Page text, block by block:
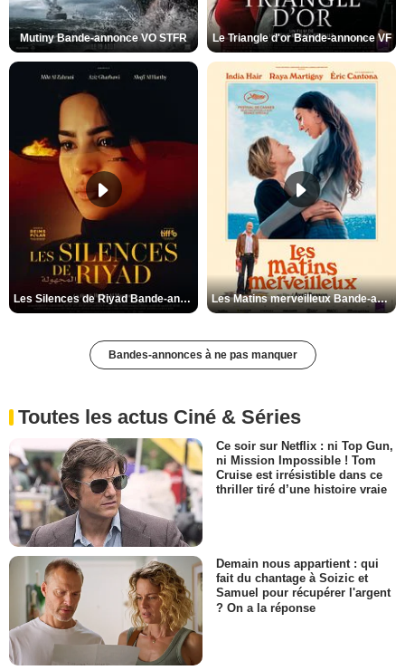
Mutiny Bande-annonce VO STFR Le Triangle d'or Bande-annonce VF
Les Silences de Riyad Bande-annonce VO STFR Les Matins merveilleux Bande-annonce VF
Bandes-annonces à ne pas manquer
Toutes les actus Ciné & Séries
Ce soir sur Netflix : ni Top Gun,
ni Mission Impossible ! Tom
Cruise est irrésistible dans ce
thriller tiré d’une histoire vraie
Demain nous appartient : qui
fait du chantage à Soizic et
Samuel pour récupérer l'argent
? On a la réponse